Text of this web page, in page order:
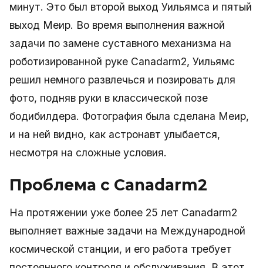
минут. Это был второй выход Уильямса и пятый
выход Меир. Во время выполнения важной
задачи по замене суставного механизма на
роботизированной руке Canadarm2, Уильямс
решил немного развлечься и позировать для
фото, подняв руки в классической позе
бодибилдера. Фотография была сделана Меир,
и на ней видно, как астронавт улыбается,
несмотря на сложные условия.
Проблема с Canadarm2
На протяжении уже более 25 лет Canadarm2
выполняет важные задачи на Международной
космической станции, и его работа требует